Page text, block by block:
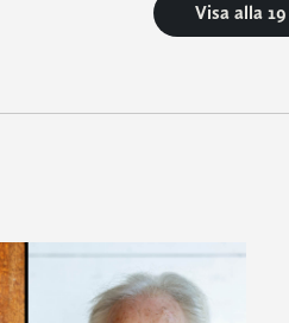
Visa alla